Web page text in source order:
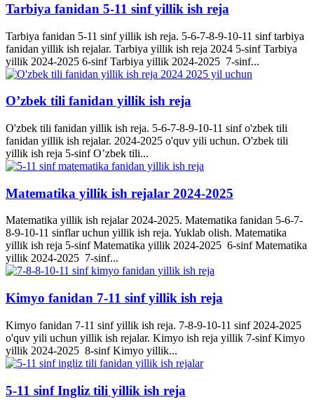
Tarbiya fanidan 5-11 sinf yillik ish reja
Tarbiya fanidan 5-11 sinf yillik ish reja. 5-6-7-8-9-10-11 sinf tarbiya
fanidan yillik ish rejalar. Tarbiya yillik ish reja 2024 5-sinf Tarbiya
yillik 2024-2025 6-sinf Tarbiya yillik 2024-2025 7-sinf...
O’zbek tili fanidan yillik ish reja
O'zbek tili fanidan yillik ish reja. 5-6-7-8-9-10-11 sinf o'zbek tili
fanidan yillik ish rejalar. 2024-2025 o'quv yili uchun. O'zbek tili
yillik ish reja 5-sinf O’zbek tili...
Matematika yillik ish rejalar 2024-2025
Matematika yillik ish rejalar 2024-2025. Matematika fanidan 5-6-7-
8-9-10-11 sinflar uchun yillik ish reja. Yuklab olish. Matematika
yillik ish reja 5-sinf Matematika yillik 2024-2025 6-sinf Matematika
yillik 2024-2025 7-sinf...
Kimyo fanidan 7-11 sinf yillik ish reja
Kimyo fanidan 7-11 sinf yillik ish reja. 7-8-9-10-11 sinf 2024-2025
o'quv yili uchun yillik ish rejalar. Kimyo ish reja yillik 7-sinf Kimyo
yillik 2024-2025 8-sinf Kimyo yillik...
5-11 sinf Ingliz tili yillik ish reja